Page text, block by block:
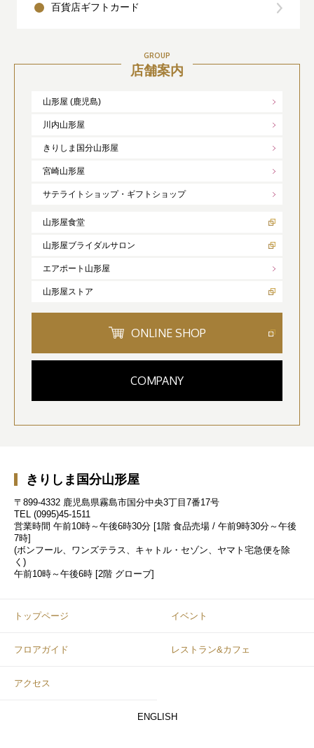
百貨店ギフトカード
GROUP
店舗案内
山形屋 (鹿児島)
川内山形屋
きりしま国分山形屋
宮崎山形屋
サテライトショップ・ギフトショップ
山形屋食堂
山形屋ブライダルサロン
エアポート山形屋
山形屋ストア
ONLINE SHOP
COMPANY
きりしま国分山形屋
〒899-4332 鹿児島県霧島市国分中央3丁目7番17号
TEL (0995)45-1511
営業時間 午前10時～午後6時30分 [1階 食品売場 / 午前9時30分～午後
7時]
(ボンフール、ワンズテラス、キャトル・セゾン、ヤマト宅急便を除
く)
午前10時～午後6時 [2階 グローブ]
トップページ イベント
フロアガイド レストラン&カフェ
アクセス
ENGLISH